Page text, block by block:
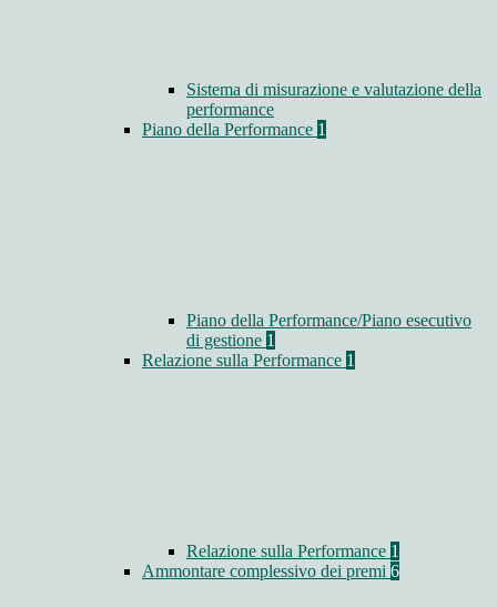
Sistema di misurazione e valutazione della
performance
Piano della Performance 1
Piano della Performance/Piano esecutivo
di gestione 1
Relazione sulla Performance 1
Relazione sulla Performance 1
Ammontare complessivo dei premi 6